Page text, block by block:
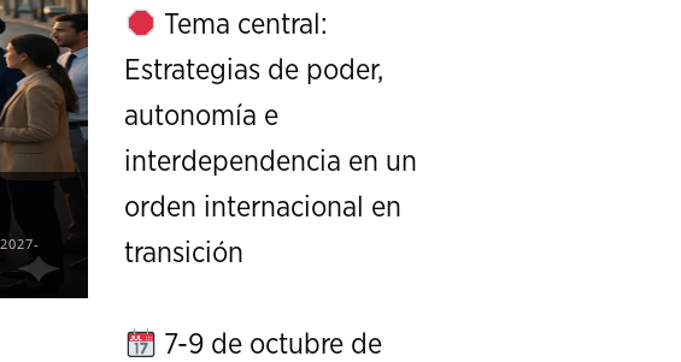
2027-
XI Conference on Strategic
Tema central:
Estrategias de poder,
autonomía e
interdependencia en un
orden internacional en
transición
7-9 de octubre de